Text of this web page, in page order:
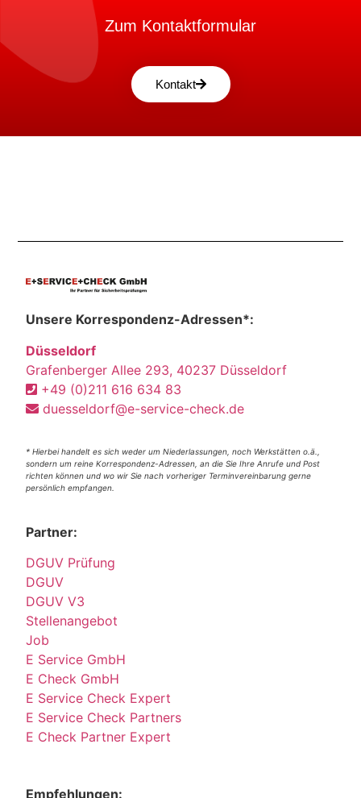
Zum Kontaktformular
Kontakt
Unsere Korrespondenz-Adressen*:
Düsseldorf
Grafenberger Allee 293, 40237 Düsseldorf
+49 (0)211 616 634 83
duesseldorf@e-service-check.de
* Hierbei handelt es sich weder um Niederlassungen, noch Werkstätten o.ä.,
sondern um reine Korrespondenz-Adressen, an die Sie Ihre Anrufe und Post
richten können und wo wir Sie nach vorheriger Terminvereinbarung gerne
persönlich empfangen.
Partner:
DGUV Prüfung
DGUV
DGUV V3
Stellenangebot
Job
E Service GmbH
E Check GmbH
E Service Check Expert
E Service Check Partners
E Check Partner Expert
Empfehlungen: